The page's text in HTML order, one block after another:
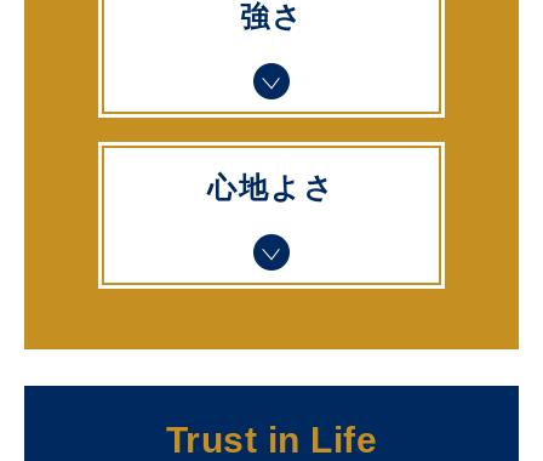
強さ
心地よさ
Trust in Life